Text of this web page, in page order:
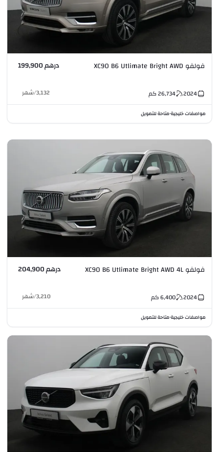
فولفو XC90 B6 Utlimate Bright AWD درهم 199,900
2024
26,734كم 3,132
/شهر
مواصفات خليجية•متاحة للتمويل
فولفو XC90 B6 Utlimate Bright AWD 4L درهم 204,900
2024
6,400كم 3,210
/شهر
مواصفات خليجية•متاحة للتمويل